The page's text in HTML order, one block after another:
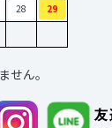
28
29
せん。